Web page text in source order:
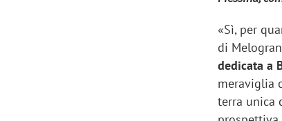
«Sì, per
di
dedicata a
meraviglia
terra unica